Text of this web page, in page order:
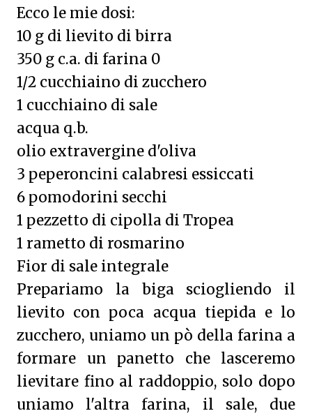
Ecco le mie dosi:
10 g di lievito di birra
350 g c.a. di farina 0
1/2 cucchiaino di zucchero
1 cucchiaino di sale
acqua q.b.
olio extravergine d'oliva
3 peperoncini calabresi essiccati
6 pomodorini secchi
1 pezzetto di cipolla di Tropea
1 rametto di rosmarino
Fior di sale integrale
Prepariamo la biga sciogliendo il
lievito con poca acqua tiepida e lo
zucchero, uniamo un pò della farina a
formare un panetto che lasceremo
lievitare fino al raddoppio, solo dopo
uniamo l'altra farina, il sale, due